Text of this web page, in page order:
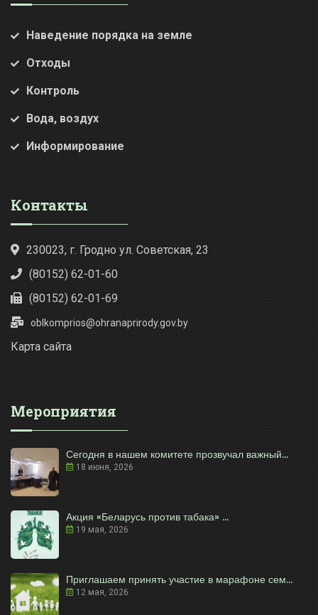
Наведение порядка на земле
Отходы
Контроль
Вода, воздух
Информирование
Контакты
230023, г. Гродно ул. Советская, 23
(80152) 62-01-60
(80152) 62-01-69
oblkomprios@ohranaprirody.gov.by
Карта сайта
Мероприятия
Сегодня в нашем комитете прозвучал важный...
18 июня, 2026
Акция «Беларусь против табака» ...
19 мая, 2026
Приглашаем принять участие в марафоне сем...
12 мая, 2026